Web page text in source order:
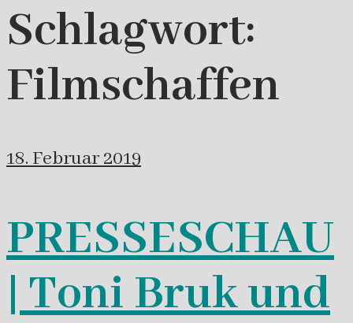
Schlagwort:
Filmschaffen
18. Februar 2019
PRESSESCHAU
| Toni Bruk und